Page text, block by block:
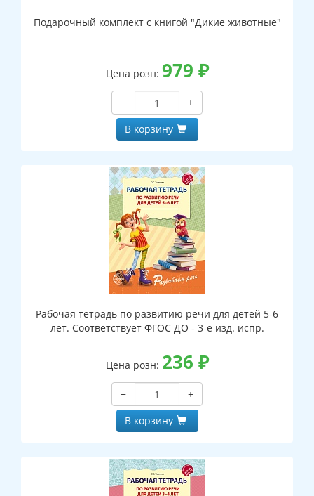
Подарочный комплект с книгой "Дикие животные"
Цена розн: 979 ₽
−
+
В корзину
Рабочая тетрадь по развитию речи для детей 5-6
лет. Соответствует ФГОС ДО - 3-е изд. испр.
Цена розн: 236 ₽
−
+
В корзину